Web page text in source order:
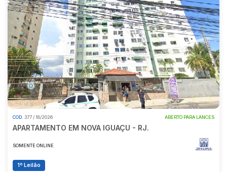
COD. 377 / 18/2026 ABERTO PARA LANCES
APARTAMENTO EM NOVA IGUAÇU - RJ.
SOMENTE ONLINE
1º Leilão